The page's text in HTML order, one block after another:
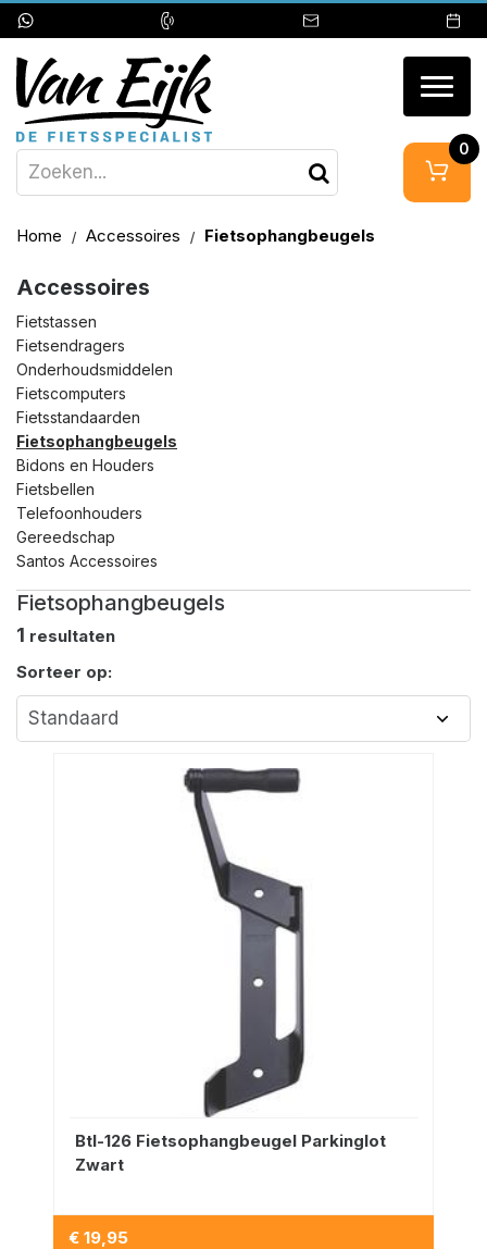
0
Home Accessoires Fietsophangbeugels
Accessoires
Fietstassen
Fietsendragers
Onderhoudsmiddelen
Fietscomputers
Fietsstandaarden
Fietsophangbeugels
Bidons en Houders
Fietsbellen
Telefoonhouders
Gereedschap
Santos Accessoires
Fietsophangbeugels
1 resultaten
Sorteer op:
Btl-126 Fietsophangbeugel Parkinglot
Zwart
€ 19,95